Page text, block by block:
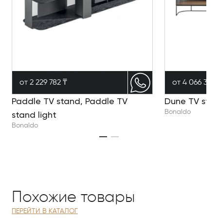
от 2 229 782 ₸
Paddle TV stand, Paddle TV
stand light
Bonaldo
от 4 066 369
Dune TV
Bonaldo
Похожие товары
ПЕРЕЙТИ В КАТАЛОГ